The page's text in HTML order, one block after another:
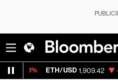
ETH/USD 1,909.42 -0.33%